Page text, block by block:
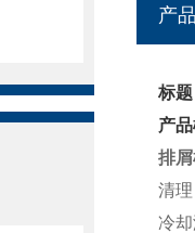
产
标
产
排
清
冷